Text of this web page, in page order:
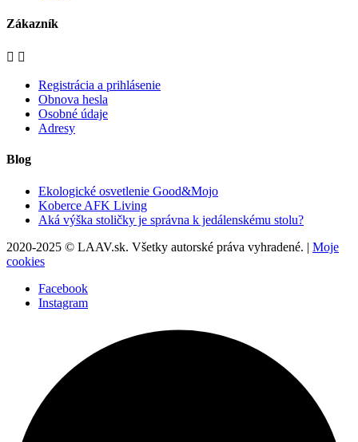
Zákazník
 
Registrácia a prihlásenie
Obnova hesla
Osobné údaje
Adresy
Blog
Ekologické osvetlenie Good&Mojo
Koberce AFK Living
Aká výška stoličky je správna k jedálenskému stolu?
2020-2025 © LAAV.sk. Všetky autorské práva vyhradené. | Moje
cookies
Facebook
Instagram